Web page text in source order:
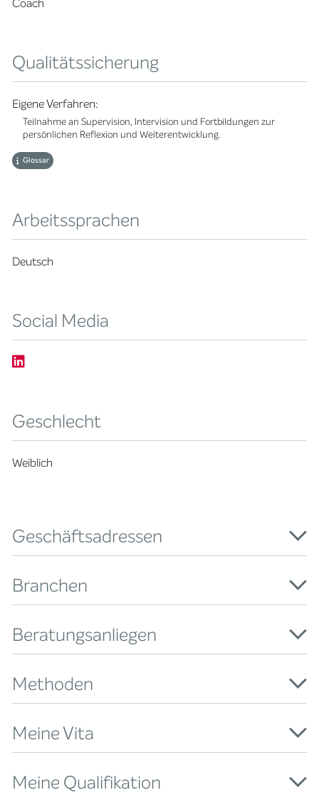
Qualitätssicherung
Eigene Verfahren:
Teilnahme an Supervision, Intervision und Fortbildungen zur
persönlichen Reflexion und Weiterentwicklung.
Glossar
Arbeitssprachen
Deutsch
Social Media
Geschlecht
Weiblich
Geschäftsadressen
Branchen
Beratungsanliegen
Methoden
Meine Vita
Meine Qualifikation